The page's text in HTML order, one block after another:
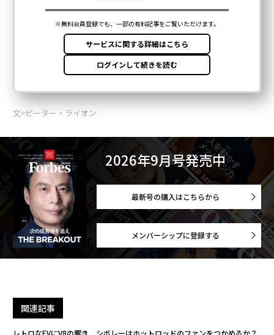
文=ピーター・ライオン
2026年9月号発売中
最新号の購入はこちらから
メンバーシップに登録する
関連記事
レトロなEVにV8の響き シボレーはホットロッドのファンをつかめるか？